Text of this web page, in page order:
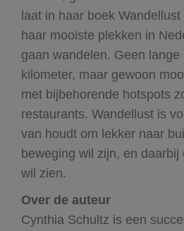
laat in haar boek
haar mooiste plekken in
gaan wandelen. Geen lange
kilometer, maar gewoon
met bijbehorende hotspots
restaurants. Wandellust is
van houdt om lekker naar
beweging wil zijn, en daarbij
wil zien.
Over de auteur
Cynthia Schultz is een